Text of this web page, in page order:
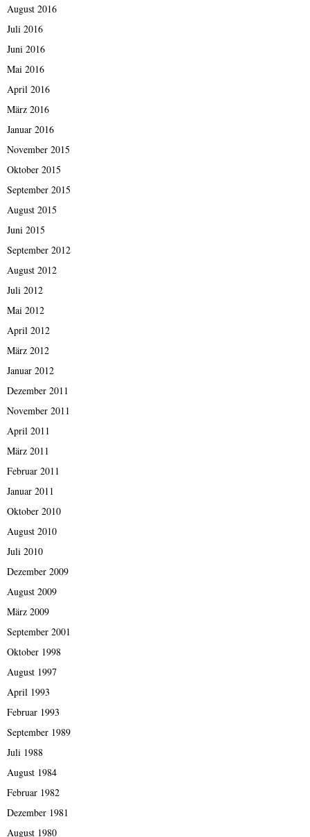
August 2016
Juli 2016
Juni 2016
Mai 2016
April 2016
März 2016
Januar 2016
November 2015
Oktober 2015
September 2015
August 2015
Juni 2015
September 2012
August 2012
Juli 2012
Mai 2012
April 2012
März 2012
Januar 2012
Dezember 2011
November 2011
April 2011
März 2011
Februar 2011
Januar 2011
Oktober 2010
August 2010
Juli 2010
Dezember 2009
August 2009
März 2009
September 2001
Oktober 1998
August 1997
April 1993
Februar 1993
September 1989
Juli 1988
August 1984
Februar 1982
Dezember 1981
August 1980